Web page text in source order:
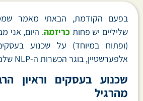
בפעם הקודמת, הבאתי מאמר
שליליים יש פחות כריזמה. היום, אני
(ופתוח במיוחד) על שכנוע
אלפערשטיין, בוגר הכשרות ה-NLP שלנו, לפודקאסט שלו.
שכנוע בעסקים וראיון
מהרגיל